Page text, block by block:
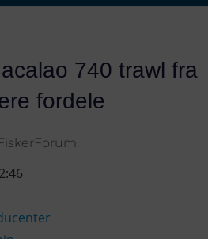
740 trawl fra
fordele